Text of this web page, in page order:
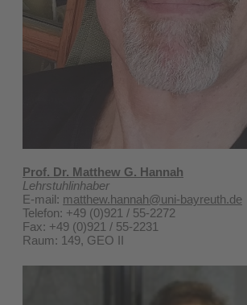
Prof. Dr. Matthew G. Hannah
Lehrstuhlinhaber
E-mail: matthew.hannah@uni-bayreuth.de
Telefon: +49 (0)921 / 55-2272
Fax: +49 (0)921 / 55-2231
Raum: 149, GEO II